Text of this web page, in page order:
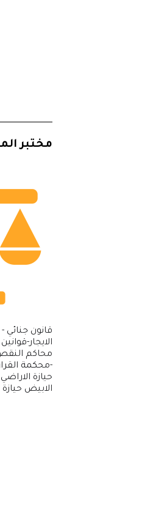
مختبر
قانون جنائي
الايجار-
محاكم
-محكمة
حيازة
الابيض حيازة